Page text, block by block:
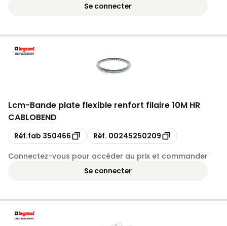
Se connecter
Lcm-Bande plate flexible renfort filaire 10M HR
CABLOBEND
Copie
Réf.fab 350466 Copie
Réf. 00245250209
Connectez-vous pour accéder au prix et commander
Se connecter